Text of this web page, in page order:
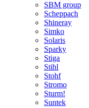
SBM group
Scheppach
Shineray
Simko
Solaris
Sparky
Stiga
Stihl
Stohf
Stromo
Sturm!
Suntek